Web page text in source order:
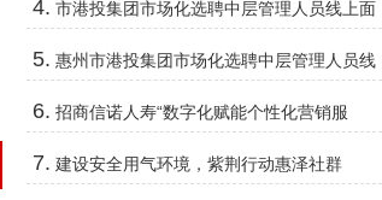
4. 市港投集团市场化选聘中层管理人员线上面
5. 惠州市港投集团市场化选聘中层管理人员线
6. 招商信诺人寿“数字化赋能个性化营销服
7. 建设安全用气环境，紫荆行动惠泽社群